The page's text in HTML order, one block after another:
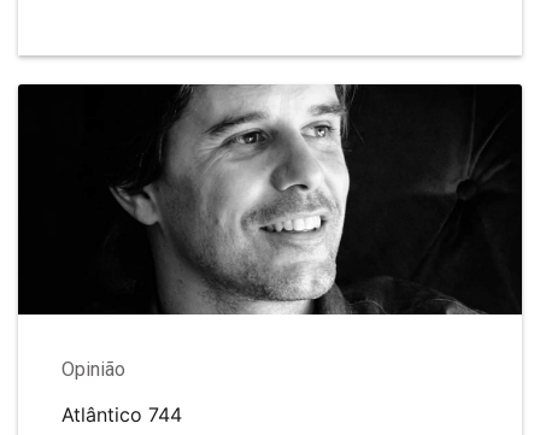
Opinião
Atlântico 744